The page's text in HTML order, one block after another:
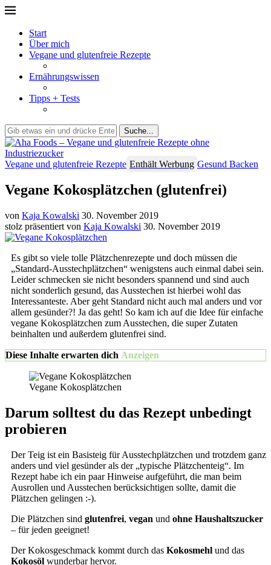
Start
Über mich
Vegane und glutenfreie Rezepte
Ernährungswissen
Tipps + Tests
Suche...
Vegane und glutenfreie Rezepte Enthält Werbung Gesund Backen
Vegane Kokosplätzchen (glutenfrei)
von Kaja Kowalski 30. November 2019
stolz präsentiert von Kaja Kowalski 30. November 2019
Es gibt so viele tolle Plätzchenrezepte und doch müssen die
„Standard-Ausstechplätzchen“ wenigstens auch einmal dabei sein.
Leider schmecken sie nicht besonders spannend und sind auch
nicht sonderlich gesund, das Ausstechen ist hierbei wohl das
Interessanteste. Aber geht Standard nicht auch mal anders und vor
allem gesünder?! Ja das geht! So kam ich auf die Idee für einfache
vegane Kokosplätzchen zum Ausstechen, die super Zutaten
beinhalten und außerdem glutenfrei sind.
Diese Inhalte erwarten dich Anzeigen
Vegane Kokosplätzchen
Darum solltest du das Rezept unbedingt
probieren
Der Teig ist ein Basisteig für Ausstechplätzchen und trotzdem ganz
anders und viel gesünder als der „typische Plätzchenteig“. Im
Rezept habe ich ein paar Hinweise aufgeführt, die man beim
Ausrollen und Ausstechen berücksichtigen sollte, damit die
Plätzchen gelingen :-).
Die Plätzchen sind glutenfrei, vegan und ohne Haushaltszucker
– für jeden geeignet!
Der Kokosgeschmack kommt durch das Kokosmehl und das
Kokosöl wunderbar hervor.